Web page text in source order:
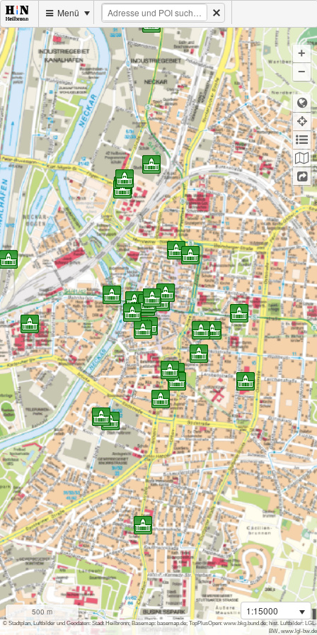
+
−
i
500 m
Menü
1:15000
© Stadtplan, Luftbilder und Geodaten: Stadt Heilbronn; Basemap: basemap.de; TopPlusOpen: www.bkg.bund.de; hist. Luftbilder: LGL-
BW, www.lgl-bw.de